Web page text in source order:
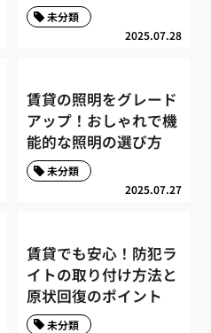
2025.07.28
未分類
賃貸の照明をグレード
アップ！おしゃれで機
能的な照明の選び方
2025.07.27
未分類
賃貸でも安心！防犯ラ
イトの取り付け方法と
原状回復のポイント
未分類